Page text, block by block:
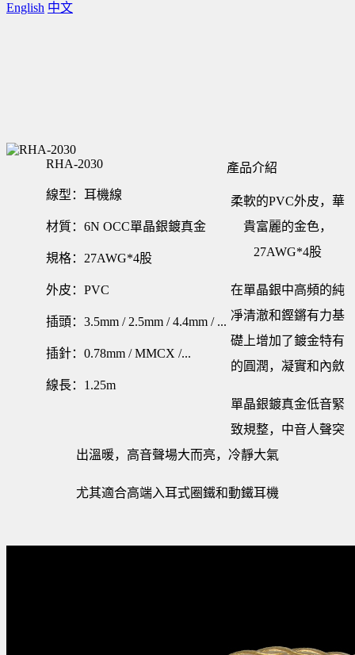
English 中文
RHA-2030
線型：耳機線
材質：6N OCC單晶銀鍍真金
規格：27AWG*4股
外皮：PVC
插頭：3.5mm / 2.5mm / 4.4mm / ...
插針：0.78mm / MMCX /...
線長：1.25m
產品介紹
柔軟的PVC外皮，華
貴富麗的金色，
27AWG*4股
在單晶銀中高頻的純
凈清澈和鏗鏘有力基
礎上增加了鍍金特有
的圓潤，凝實和內斂
單晶銀鍍真金低音緊
致規整，中音人聲突
出溫暖，高音聲場大而亮，冷靜大氣
尤其適合高端入耳式圈鐵和動鐵耳機